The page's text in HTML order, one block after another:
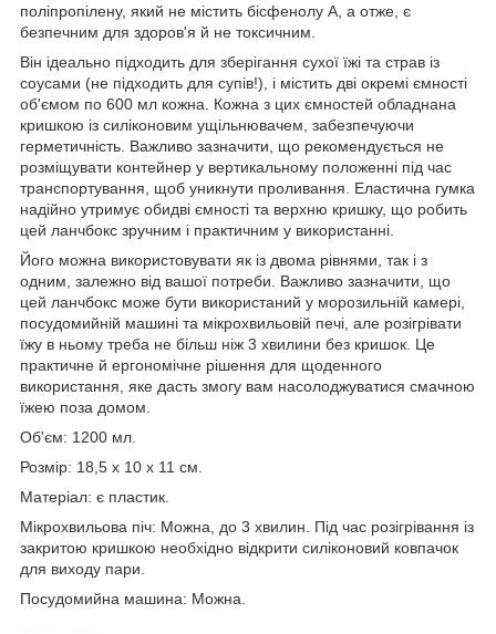
поліпропілену, який не містить бісфенолу А, а отже, є
безпечним для здоров'я й не токсичним.
Він ідеально підходить для зберігання сухої їжі та страв із
соусами (не підходить для супів!), і містить дві окремі ємності
об'ємом по 600 мл кожна. Кожна з цих ємностей обладнана
кришкою із силіконовим ущільнювачем, забезпечуючи
герметичність. Важливо зазначити, що рекомендується не
розміщувати контейнер у вертикальному положенні під час
транспортування, щоб уникнути проливання. Еластична гумка
надійно утримує обидві ємності та верхню кришку, що робить
цей ланчбокс зручним і практичним у використанні.
Його можна використовувати як із двома рівнями, так і з
одним, залежно від вашої потреби. Важливо зазначити, що
цей ланчбокс може бути використаний у морозильній камері,
посудомийній машині та мікрохвильовій печі, але розігрівати
їжу в ньому треба не більш ніж 3 хвилини без кришок. Це
практичне й ергономічне рішення для щоденного
використання, яке дасть змогу вам насолоджуватися смачною
їжею поза домом.
Об'єм: 1200 мл.
Розмір: 18,5 х 10 х 11 см.
Матеріал: є пластик.
Мікрохвильова піч: Можна, до 3 хвилин. Під час розігрівання із
закритою кришкою необхідно відкрити силіконовий ковпачок
для виходу пари.
Посудомийна машина: Можна.